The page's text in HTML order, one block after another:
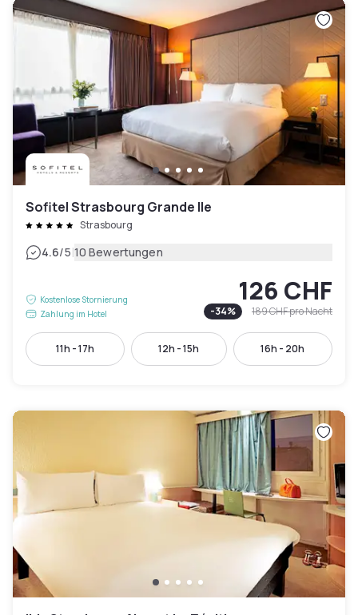
Sofitel Strasbourg Grande Ile
Strasbourg
4.6/5|10 Bewertungen
Kostenlose Stornierung
Zahlung im Hotel
126 CHF
-34% 189 CHFpro Nacht
11h - 17h 12h - 15h 16h - 20h